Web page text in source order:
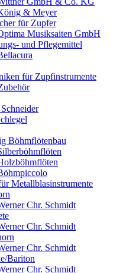
& Meyer
für Zupfer
Musiksaiten GmbH
und Pflegemittel
für Zupfinstrumente
Böhmflötenbau
Metallblasinstrumente
Chr. Schmidt
Chr. Schmidt
Chr. Schmidt
Bariton
Chr. Schmidt